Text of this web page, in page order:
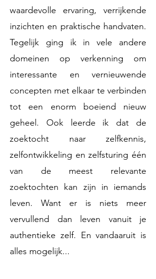
waardevolle ervaring, verrijkende
inzichten en praktische handvaten.
Tegelijk ging ik in vele andere
domeinen op verkenning om
interessante en vernieuwende
concepten met elkaar te verbinden
tot een enorm boeiend nieuw
geheel. Ook leerde ik dat de
zoektocht naar zelfkennis,
zelfontwikkeling en zelfsturing één
van de meest relevante
zoektochten kan zijn in iemands
leven. Want er is niets meer
vervullend dan leven vanuit je
authentieke zelf. En vandaaruit is
alles mogelijk... ​